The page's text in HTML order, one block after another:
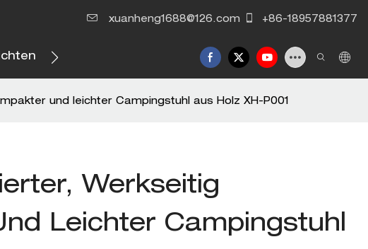
xuanheng1688@126.com +86-18957881377
Kontaktieren Sie uns
und leichter Campingstuhl aus Holz XH-P001
Werkseitig
Leichter Campingstuhl